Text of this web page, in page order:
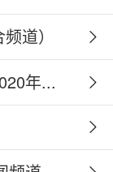
道）
年...